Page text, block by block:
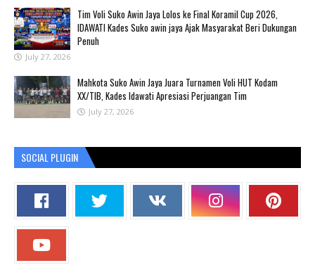
Tim Voli Suko Awin Jaya Lolos ke Final Koramil Cup 2026,
IDAWATI Kades Suko awin jaya Ajak Masyarakat Beri Dukungan
Penuh
July 27, 2026
Mahkota Suko Awin Jaya Juara Turnamen Voli HUT Kodam
XX/TIB, Kades Idawati Apresiasi Perjuangan Tim
July 27, 2026
SOCIAL PLUGIN